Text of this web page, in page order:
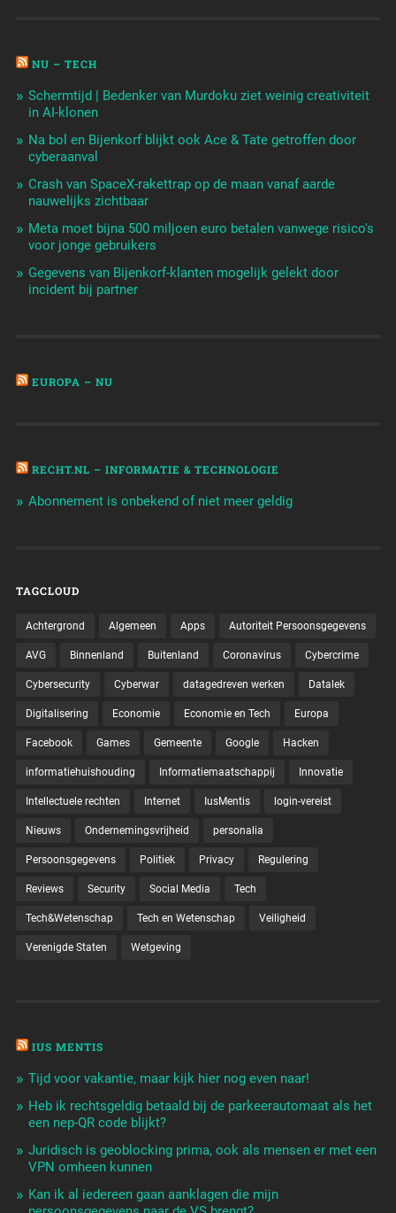
NU – TECH
Schermtijd | Bedenker van Murdoku ziet weinig creativiteit
in AI-klonen
Na bol en Bijenkorf blijkt ook Ace & Tate getroffen door
cyberaanval
Crash van SpaceX-rakettrap op de maan vanaf aarde
nauwelijks zichtbaar
Meta moet bijna 500 miljoen euro betalen vanwege risico's
voor jonge gebruikers
Gegevens van Bijenkorf-klanten mogelijk gelekt door
incident bij partner
EUROPA – NU
RECHT.NL – INFORMATIE & TECHNOLOGIE
Abonnement is onbekend of niet meer geldig
TAGCLOUD
Achtergrond Algemeen Apps Autoriteit Persoonsgegevens
AVG Binnenland Buitenland Coronavirus Cybercrime
Cybersecurity Cyberwar datagedreven werken Datalek
Digitalisering Economie Economie en Tech Europa
Facebook Games Gemeente Google Hacken
informatiehuishouding Informatiemaatschappij Innovatie
Intellectuele rechten Internet IusMentis login-vereist
Nieuws Ondernemingsvrijheid personalia
Persoonsgegevens Politiek Privacy Regulering
Reviews Security Social Media Tech
Tech&Wetenschap Tech en Wetenschap Veiligheid
Verenigde Staten Wetgeving
IUS MENTIS
Tijd voor vakantie, maar kijk hier nog even naar!
Heb ik rechtsgeldig betaald bij de parkeerautomaat als het
een nep-QR code blijkt?
Juridisch is geoblocking prima, ook als mensen er met een
VPN omheen kunnen
Kan ik al iedereen gaan aanklagen die mijn